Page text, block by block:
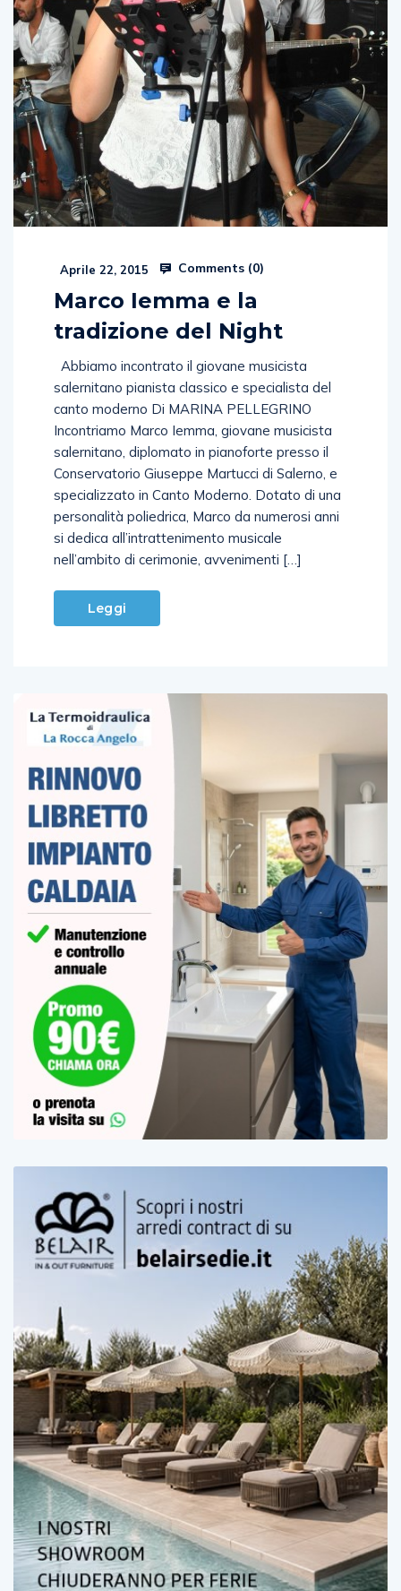
Aprile 22, 2015 Comments (0)
Marco Iemma e la
tradizione del Night
Abbiamo incontrato il giovane musicista
salernitano pianista classico e specialista del
canto moderno Di MARINA PELLEGRINO
Incontriamo Marco Iemma, giovane musicista
salernitano, diplomato in pianoforte presso il
Conservatorio Giuseppe Martucci di Salerno, e
specializzato in Canto Moderno. Dotato di una
personalità poliedrica, Marco da numerosi anni
si dedica all’intrattenimento musicale
nell’ambito di cerimonie, avvenimenti […]
Leggi